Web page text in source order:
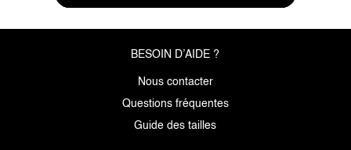
BESOIN D’AIDE ?
Nous contacter
Questions fréquentes
Guide des tailles